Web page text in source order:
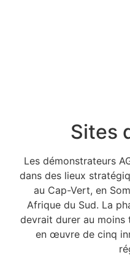
Sites
Les démonstrateurs
dans des lieux
au Cap-Vert, en
Afrique du Sud. La
devrait durer au moins
en œuvre de cinq